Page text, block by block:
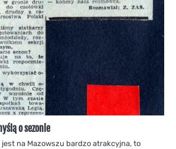
o sezonie
na Mazowszu bardzo atrakcyjna, to